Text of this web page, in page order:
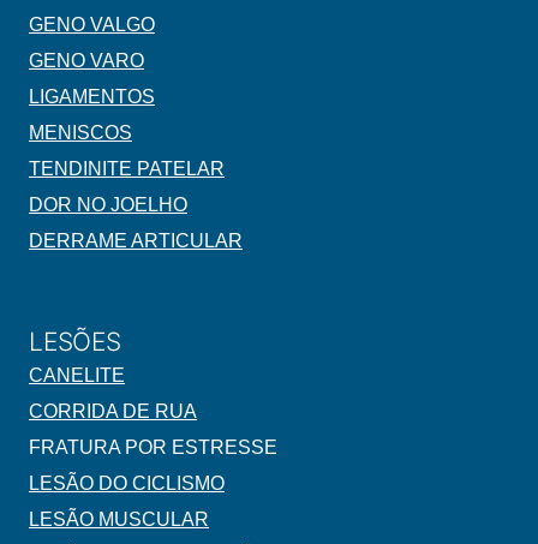
GENO VALGO
GENO VARO
LIGAMENTOS
MENISCOS
TENDINITE PATELAR
DOR NO JOELHO
DERRAME ARTICULAR
LESÕES
CANELITE
CORRIDA DE RUA
FRATURA POR ESTRESSE
LESÃO DO CICLISMO
LESÃO MUSCULAR